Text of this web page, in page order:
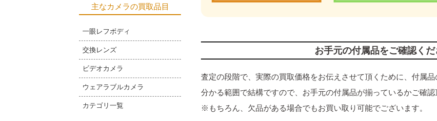
お手元の付属品をご確認くだ
査定の段階で、実際の買取価格をお伝えさせて頂くために、付属品
分かる範囲で結構ですので、お手元の付属品が揃っているかご確認
※もちろん、欠品がある場合でもお買い取り可能でございます。
主なカメラの買取品目
一眼レフボディ
交換レンズ
ビデオカメラ
ウェアラブルカメラ
カテゴリ一覧